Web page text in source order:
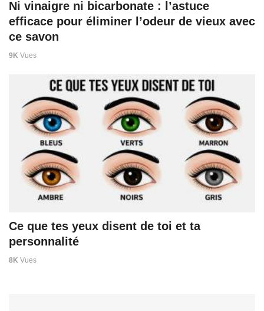
Ni vinaigre ni bicarbonate : l’astuce
efficace pour éliminer l’odeur de vieux avec
ce savon
9K Vues
Ce que tes yeux disent de toi et ta
personnalité
8K Vues